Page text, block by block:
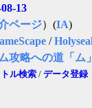
13
ページ）(IA)
/
攻略への道「ム
ル検索 / データ登録